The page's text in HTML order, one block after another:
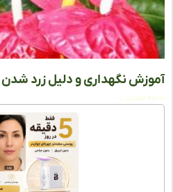
نگهداری و دلیل زرد شدن برگ
مطلب »